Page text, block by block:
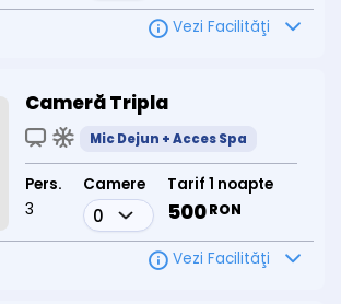
Vezi Facilităţi
Cameră Tripla
Mic Dejun + Acces Spa
Pers.
3
Camere Tarif 1 noapte
500RON
Vezi Facilităţi